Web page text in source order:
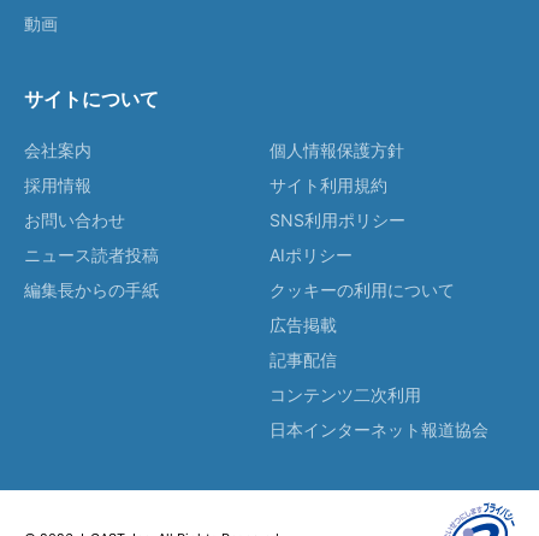
動画
サイトについて
会社案内
採用情報
お問い合わせ
ニュース読者投稿
編集長からの手紙
個人情報保護方針
サイト利用規約
SNS利用ポリシー
AIポリシー
クッキーの利用について
広告掲載
記事配信
コンテンツ二次利用
日本インターネット報道協会